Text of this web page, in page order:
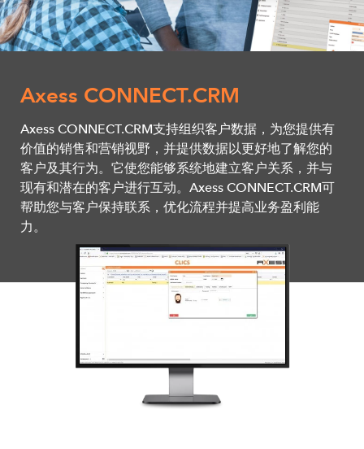
Axess CONNECT.CRM
Axess CONNECT.CRM支持组织客户数据，为您提供有
价值的销售和营销视野，并提供数据以更好地了解您的
客户及其行为。它使您能够系统地建立客户关系，并与
现有和潜在的客户进行互动。Axess CONNECT.CRM可
帮助您与客户保持联系，优化流程并提高业务盈利能
力。